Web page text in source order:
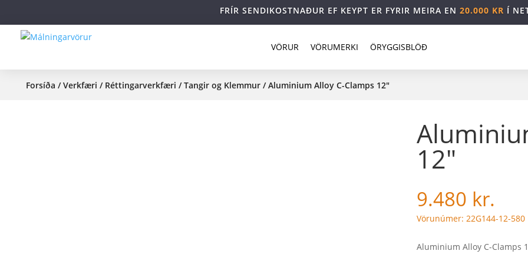
FRÍR SENDIKOSTNAÐUR EF KEYPT ER FYRIR MEIRA EN20.000 KR Í
VÖRUR VÖRUMERKI ÖRYGGISBLÖÐ
Forsíða /Verkfæri / Réttingarverkfæri /Tangir og Klemmur/ Aluminium Alloy C-Clamps 12″
12″
9.480 kr.
Vörunúmer: 22G144-12-580
Aluminium Alloy C-Clamps